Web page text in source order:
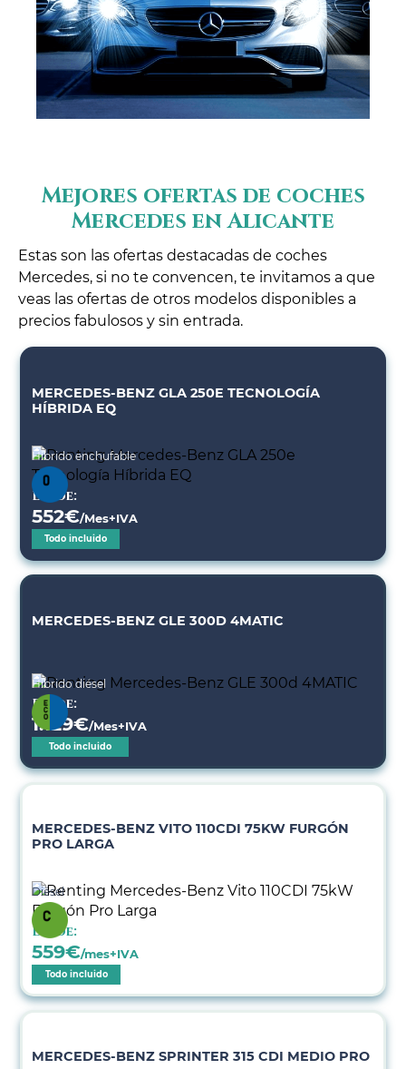
Mejores ofertas de coches
Mercedes en Alicante
Estas son las ofertas destacadas de coches
Mercedes, si no te convencen, te invitamos a que
veas las ofertas de otros modelos disponibles a
precios fabulosos y sin entrada.
MERCEDES-BENZ GLA 250E TECNOLOGÍA
HÍBRIDA EQ
Híbrido enchufable
Desde:
552€/Mes+IVA
Todo incluido
MERCEDES-BENZ GLE 300D 4MATIC
Híbrido diésel
Desde:
1.129€/Mes+IVA
Todo incluido
MERCEDES-BENZ VITO 110CDI 75KW FURGÓN
PRO LARGA
Diésel
Desde:
559€/mes+IVA
Todo incluido
MERCEDES-BENZ SPRINTER 315 CDI MEDIO PRO